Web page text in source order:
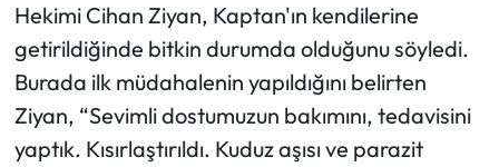
Hekimi Cihan Ziyan, Kaptan'ın kendilerine
getirildiğinde bitkin durumda olduğunu söyledi.
Burada ilk müdahalenin yapıldığını belirten
Ziyan, “Sevimli dostumuzun bakımını, tedavisini
yaptık. Kısırlaştırıldı. Kuduz aşısı ve parazit